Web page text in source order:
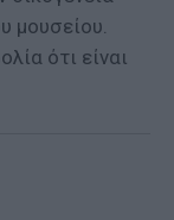
μουσείου.
ότι είναι